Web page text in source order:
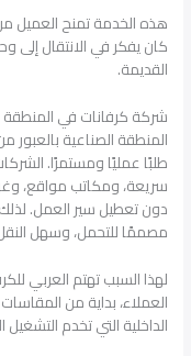
هذه الخدمة تمنح العميل
كان يفكر في الانتقال إلى
القديمة.
شركة كرفانات في المنطقة
المنطقة الصناعية بالعبور
طلبًا عمليًا ومستمرًا.
سريعة، ومكاتب مواقع،
دون تعطيل سير العمل.
مصممًا للتحمل، وسهل النقل
لهذا السبب تهتم العربي
العملاء، بداية من
الداخلية التي تخدم